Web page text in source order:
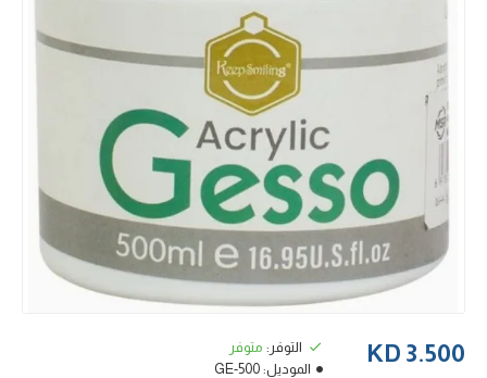
3.500 KD التوفر: متوفر
الموديل: GE-500